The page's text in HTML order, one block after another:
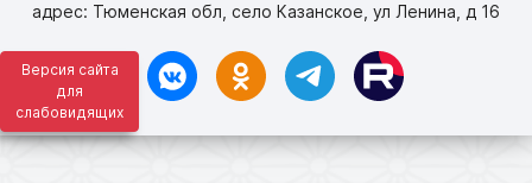
Версия сайта
для
слабовидящих
адрес: Тюменская обл, село Казанское, ул Ленина, д 16